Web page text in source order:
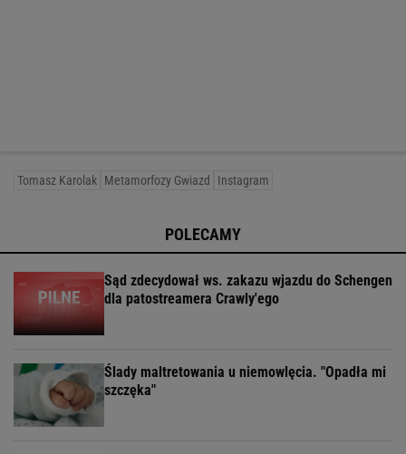
Tomasz Karolak Metamorfozy Gwiazd Instagram
POLECAMY
Sąd zdecydował ws. zakazu wjazdu do Schengen
dla patostreamera Crawly'ego
Ślady maltretowania u niemowlęcia. "Opadła mi
szczęka"